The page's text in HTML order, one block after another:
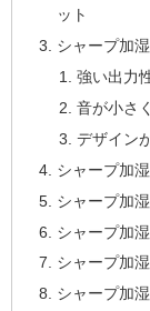
ット
シャープ加
強い出力
音が小さ
デザイン
シャープ加
シャープ加
シャープ加
シャープ加
シャープ加